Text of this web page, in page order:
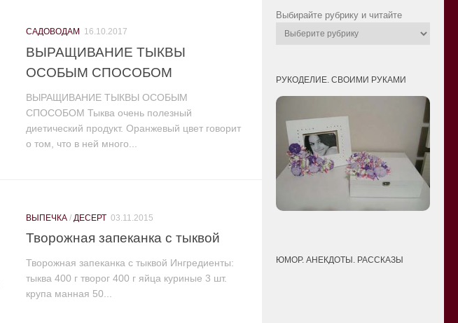
САДОВОДАМ 16.10.2017
ВЫРАЩИВАНИЕ ТЫКВЫ
ОСОБЫМ СПОСОБОМ
ВЫРАЩИВАНИЕ ТЫКВЫ ОСОБЫМ
СПОСОБОМ Тыква очень полезный
диетический продукт. Оранжевый цвет говорит
о том, что в ней много...
ВЫПЕЧКА / ДЕСЕРТ 03.11.2015
Творожная запеканка с тыквой
Творожная запеканка с тыквой Ингредиенты:
тыква 400 г творог 400 г яйца куриные 3 шт.
крупа манная 50...
Выбирайте рубрику и читайте
РУКОДЕЛИЕ. СВОИМИ РУКАМИ
ЮМОР. АНЕКДОТЫ. РАССКАЗЫ